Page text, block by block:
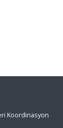
Koordinasyon